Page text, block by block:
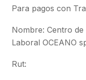
Para pagos con
Nombre: Centro
Laboral OCEANO
Rut: